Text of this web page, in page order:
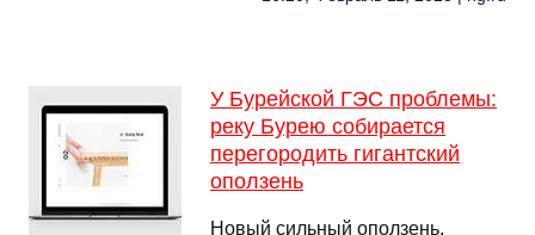
У Бурейской ГЭС проблемы:
реку Бурею собирается
перегородить гигантский
оползень
Новый сильный оползень,